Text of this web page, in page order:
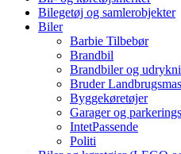
Bilegetøj og samlerobjekter
Biler
Barbie Tilbebør
Brandbil
Brandbiler og
Bruder
Byggekøretøjer
Garager og
IntetPassende
Politi